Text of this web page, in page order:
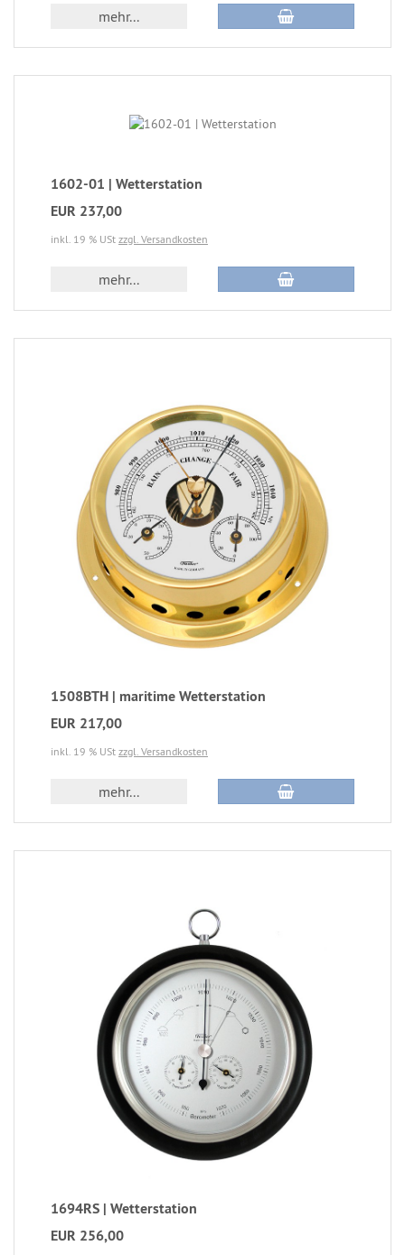
mehr...
1602-01 | Wetterstation
EUR 237,00
inkl. 19 % USt zzgl. Versandkosten
mehr...
1508BTH | maritime Wetterstation
EUR 217,00
inkl. 19 % USt zzgl. Versandkosten
mehr...
1694RS | Wetterstation
EUR 256,00